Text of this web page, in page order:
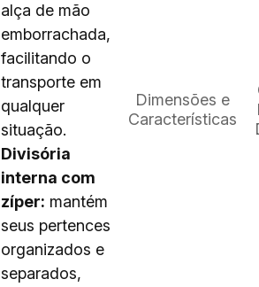
alça de mão
emborrachada,
facilitando o
transporte em
qualquer
situação.
Divisória
interna com
zíper: mantém
seus pertences
organizados e
separados,
Dimensões e
Características